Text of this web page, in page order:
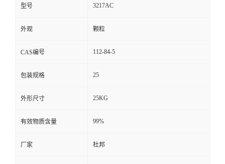
型号 3217AC
外观 颗粒
CAS编号 112-84-5
包装规格 25
外形尺寸 25KG
有效物质含量 99%
厂家 杜邦